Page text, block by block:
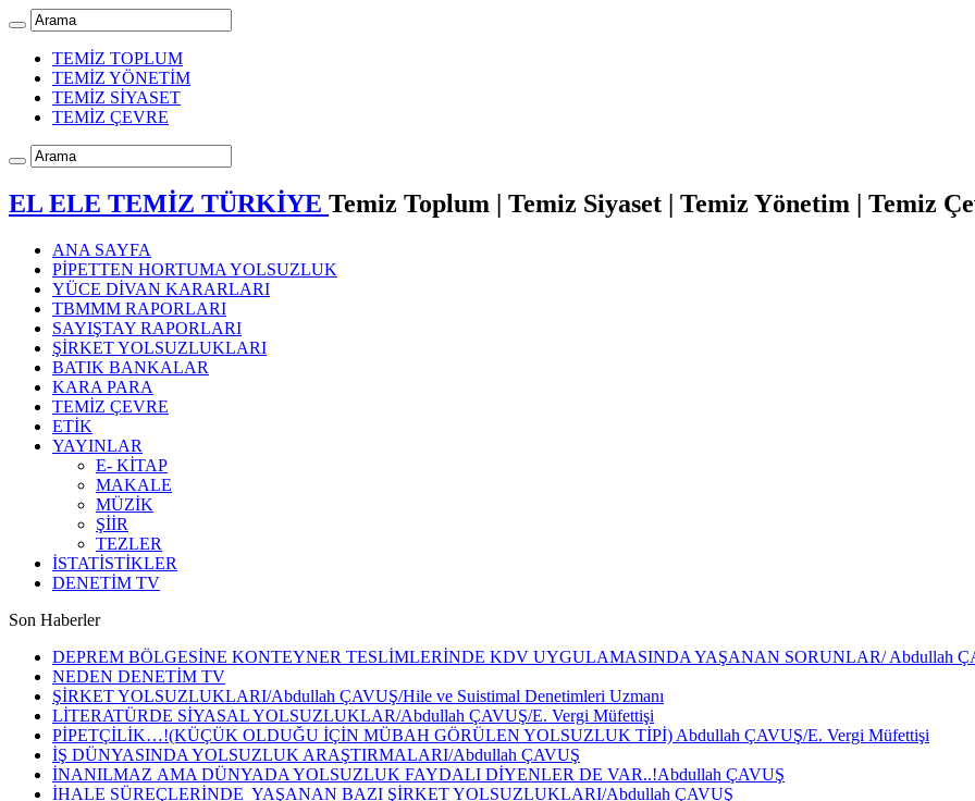
TEMİZ TOPLUM
TEMİZ YÖNETİM
TEMİZ SİYASET
TEMİZ ÇEVRE
EL ELE TEMİZ TÜRKİYE Temiz Toplum | Temiz Siyaset | Temiz Yönetim | Temiz
ANA SAYFA
PİPETTEN HORTUMA YOLSUZLUK
YÜCE DİVAN KARARLARI
TBMMM RAPORLARI
SAYIŞTAY RAPORLARI
ŞİRKET YOLSUZLUKLARI
BATIK BANKALAR
KARA PARA
TEMİZ ÇEVRE
ETİK
YAYINLAR
E- KİTAP
MAKALE
MÜZİK
ŞİİR
TEZLER
İSTATİSTİKLER
DENETİM TV
Son Haberler
DEPREM BÖLGESİNE KONTEYNER TESLİMLERİNDE KDV UYGULAMASINDA YAŞANAN SORUNLAR/ Abdullah
NEDEN DENETİM TV
ŞİRKET YOLSUZLUKLARI/Abdullah ÇAVUŞ/Hile ve Suistimal Denetimleri Uzmanı
LİTERATÜRDE SİYASAL YOLSUZLUKLAR/Abdullah ÇAVUŞ/E. Vergi Müfettişi
PİPETÇİLİK…!(KÜÇÜK OLDUĞU İÇİN MÜBAH GÖRÜLEN YOLSUZLUK TİPİ) Abdullah ÇAVUŞ/E. Vergi Müfettişi
İŞ DÜNYASINDA YOLSUZLUK ARAŞTIRMALARI/Abdullah ÇAVUŞ
İNANILMAZ AMA DÜNYADA YOLSUZLUK FAYDALI DİYENLER DE VAR..!Abdullah ÇAVUŞ
İHALE SÜREÇLERİNDE YAŞANAN BAZI ŞİRKET YOLSUZLUKLARI/Abdullah ÇAVUŞ